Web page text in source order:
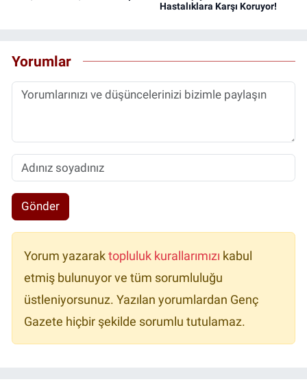
Hastalıklara Karşı Koruyor!
Yorumlar
Gönder
Yorum yazarak topluluk kurallarımızı kabul
etmiş bulunuyor ve tüm sorumluluğu
üstleniyorsunuz. Yazılan yorumlardan Genç
Gazete hiçbir şekilde sorumlu tutulamaz.